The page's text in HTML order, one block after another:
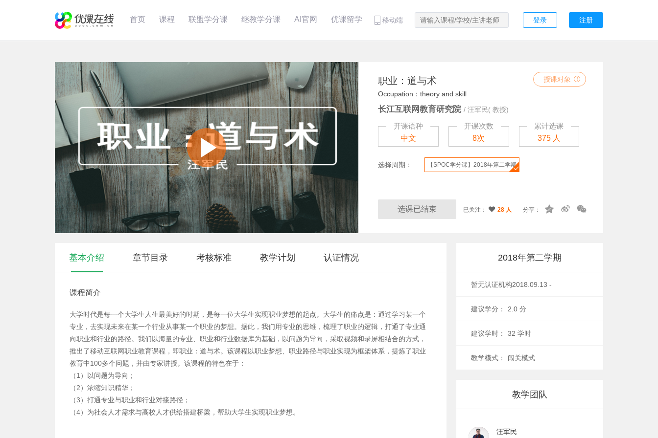
首页 课程 联盟学分课 继教学分课 AI官网 优课留学 移动端 登录 注册
Play
Video
授课对象
职业：道与术
Occupation：theory and skill
长江互联网教育研究院 / 汪军民( 教授)
开课语种
中文
开课次数
8次
累计选课
375 人
选择周期： 【SPOC学分课】2018年第二学期
选课已结束 已关注： 28 人 分享：
基本介绍 章节目录 考核标准 教学计划 认证情况
课程简介
大学时代是每一个大学生人生最美好的时期，是每一位大学生实现职业梦想的起点。大学生的痛点是：通过学习某一个
专业，去实现未来在某一个行业从事某一个职业的梦想。据此，我们用专业的思维，梳理了职业的逻辑，打通了专业通
向职业和行业的路径。我们以海量的专业、职业和行业数据库为基础，以问题为导向，采取视频和录屏相结合的方式，
推出了移动互联网职业教育课程，即职业：道与术。该课程以职业梦想、职业路径与职业实现为框架体系，提炼了职业
教育中100多个问题，并由专家讲授。该课程的特色在于：
（1）以问题为导向；
（2）浓缩知识精华；
（3）打通专业与职业和行业对接路径；
（4）为社会人才需求与高校人才供给搭建桥梁，帮助大学生实现职业梦想。
2018年第二学期
暂无认证机构2018.09.13 -
2018.12.25
建议学分： 2.0 分
建议学时： 32 学时
教学模式： 闯关模式
教学团队
汪军民